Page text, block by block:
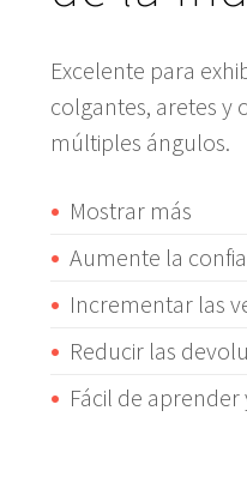
Excelente para
colgantes, aretes y
múltiples ángulos.
Mostrar más
Aumente la
Incrementar las
Reducir las
Fácil de aprender